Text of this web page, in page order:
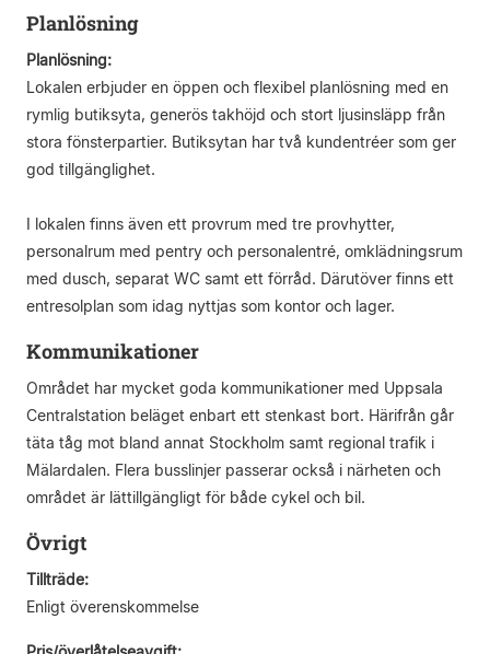
Planlösning
Planlösning:
Lokalen erbjuder en öppen och flexibel planlösning med en
rymlig butiksyta, generös takhöjd och stort ljusinsläpp från
stora fönsterpartier. Butiksytan har två kundentréer som ger
god tillgänglighet.
I lokalen finns även ett provrum med tre provhytter,
personalrum med pentry och personalentré, omklädningsrum
med dusch, separat WC samt ett förråd. Därutöver finns ett
entresolplan som idag nyttjas som kontor och lager.
Kommunikationer
Området har mycket goda kommunikationer med Uppsala
Centralstation beläget enbart ett stenkast bort. Härifrån går
täta tåg mot bland annat Stockholm samt regional trafik i
Mälardalen. Flera busslinjer passerar också i närheten och
området är lättillgängligt för både cykel och bil.
Övrigt
Tillträde:
Enligt överenskommelse